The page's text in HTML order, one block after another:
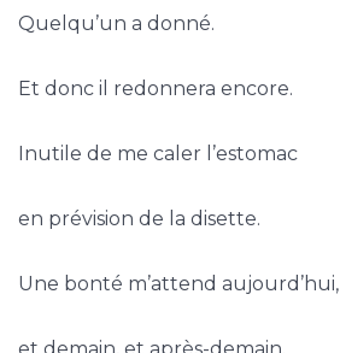
Quelqu’un a donné.
Et donc il redonnera encore.
Inutile de me caler l’estomac
en prévision de la disette.
Une bonté m’attend aujourd’hui,